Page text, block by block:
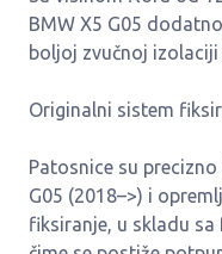
BMW X5 G05
boljoj zvučnoj izolaciji
Originalni sistem
Patosnice su
G05 (2018–>) i
fiksiranje, u skladu